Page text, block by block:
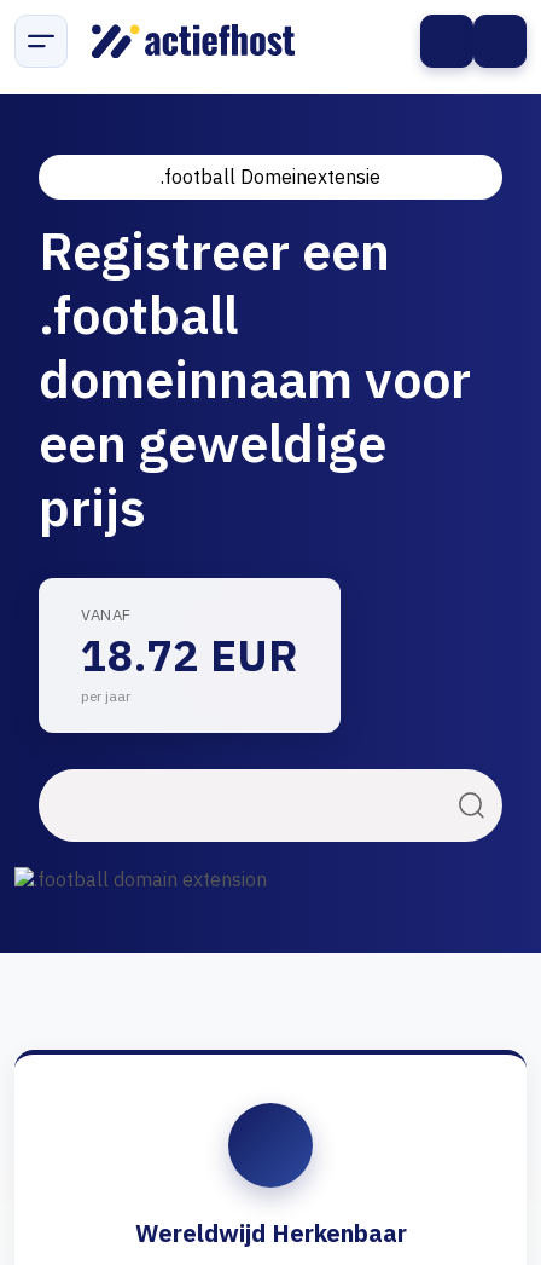
.football Domeinextensie
Registreer een
.football
domeinnaam voor
een geweldige
prijs
VANAF
18.72 EUR
per jaar
Wereldwijd Herkenbaar